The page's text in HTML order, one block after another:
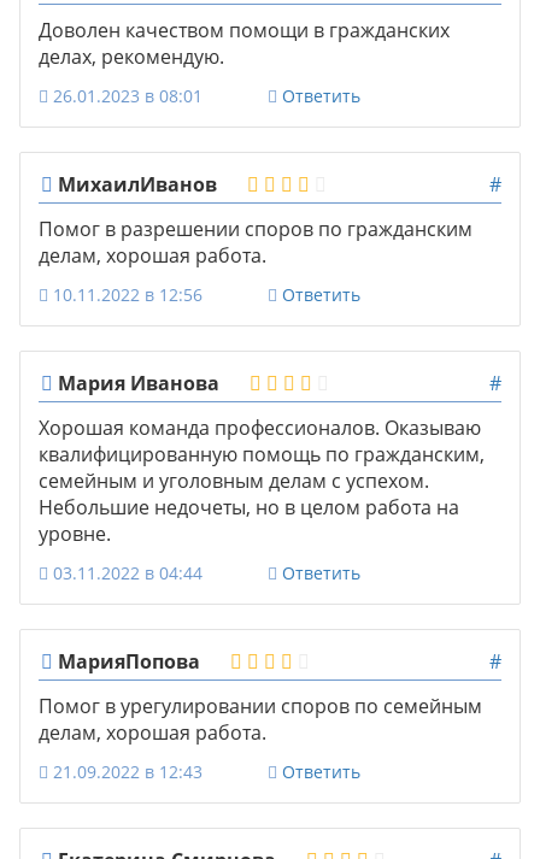
Доволен качеством помощи в гражданских
делах, рекомендую.
26.01.2023 в 08:01 Ответить
МихаилИванов
#
Помог в разрешении споров по гражданским
делам, хорошая работа.
10.11.2022 в 12:56 Ответить
Мария Иванова
#
Хорошая команда профессионалов. Оказываю
квалифицированную помощь по гражданским,
семейным и уголовным делам с успехом.
Небольшие недочеты, но в целом работа на
уровне.
03.11.2022 в 04:44 Ответить
МарияПопова
#
Помог в урегулировании споров по семейным
делам, хорошая работа.
21.09.2022 в 12:43 Ответить